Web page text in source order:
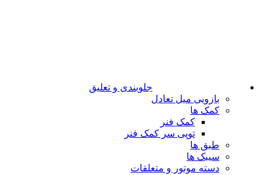
جلوبندی و تعلیق
بازویی میل تعادل
کمک ها
کمک فنر
توپی سر کمک فنر
طبق ها
سیبک ها
دسته موتور و متعلقات